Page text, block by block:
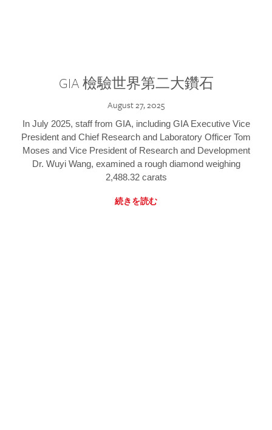
GIA 檢驗世界第二大鑽石
August 27, 2025
In July 2025, staff from GIA, including GIA Executive Vice
President and Chief Research and Laboratory Officer Tom
Moses and Vice President of Research and Development
Dr. Wuyi Wang, examined a rough diamond weighing
2,488.32 carats
続きを読む